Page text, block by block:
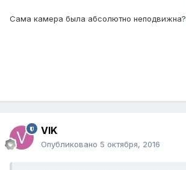
Сама камера была абсолютно неподвижна?
VIK
Опубликовано 5 октября, 2016